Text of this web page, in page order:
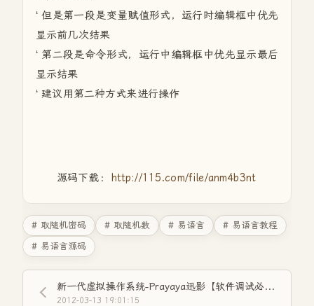
‘ 但是第一段是变量赋值形式，运行时编辑框中优先
显示前几次结果
‘ 第二段是命令形式，运行中编辑框中优先显示最后
显示结果
‘ 建议用第二种方式来进行操作
源码下载： http://115.com/file/anm4b3nt
# 取随机密码 # 取随机数 # 易语言
# 易语言教程
# 易语言源码
新一代虚拟操作系统-Prayaya迅影【软件调试必备工具】强烈推荐
2012-03-13 19:01:15